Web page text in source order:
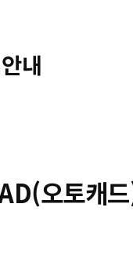
내
오토캐